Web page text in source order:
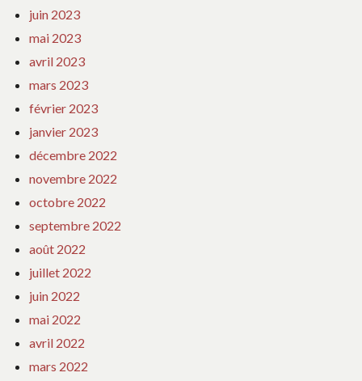
juin 2023
mai 2023
avril 2023
mars 2023
février 2023
janvier 2023
décembre 2022
novembre 2022
octobre 2022
septembre 2022
août 2022
juillet 2022
juin 2022
mai 2022
avril 2022
mars 2022